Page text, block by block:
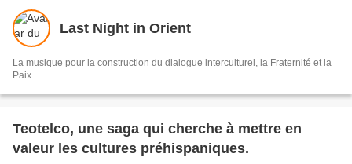
Last Night in Orient
La musique pour la construction du dialogue interculturel, la Fraternité et la
Paix.
Teotelco, une saga qui cherche à mettre en
valeur les cultures préhispaniques.